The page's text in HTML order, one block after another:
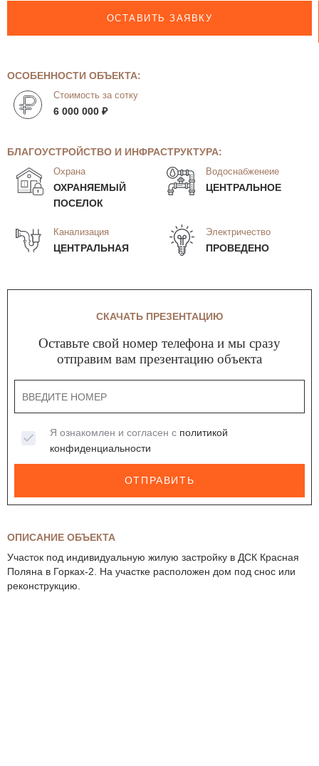
ОСТАВИТЬ ЗАЯВКУ
ОСОБЕННОСТИ ОБЪЕКТА:
Стоимость за сотку
6 000 000 ₽
БЛАГОУСТРОЙСТВО И ИНФРАСТРУКТУРА:
Охрана
ОХРАНЯЕМЫЙ
ПОСЕЛОК
Водоснабженеие
ЦЕНТРАЛЬНОЕ
Канализация
ЦЕНТРАЛЬНАЯ
Электричество
ПРОВЕДЕНО
ОПИСАНИЕ ОБЪЕКТА
Участок под индивидуальную жилую застройку в ДСК Красная
Поляна в Горках-2. На участке расположен дом под снос или
реконструкцию.
СКАЧАТЬ ПРЕЗЕНТАЦИЮ
Оставьте свой номер телефона и мы сразу
отправим вам презентацию объекта
Я ознакомлен и согласен с политикой
конфиденциальности
ОТПРАВИТЬ